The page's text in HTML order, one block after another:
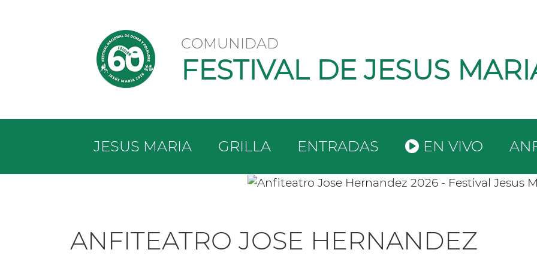
COMUNIDAD
FESTIVAL DE JESUS
JESUS MARIA GRILLA ENTRADAS EN VIVO
ANFITEATRO JOSE HERNANDEZ